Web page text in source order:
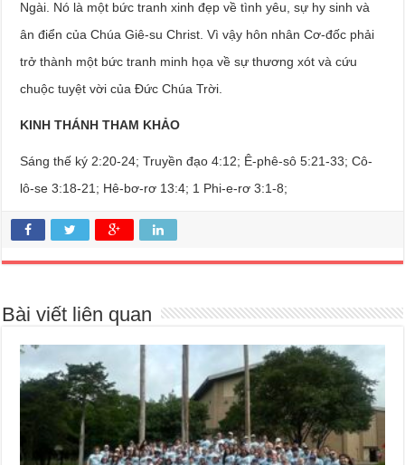
Ngài. Nó là một bức tranh xinh đẹp về tình yêu, sự hy sinh và
ân điển của Chúa Giê-su Christ. Vì vậy hôn nhân Cơ-đốc phải
trở thành một bức tranh minh họa về sự thương xót và cứu
chuộc tuyệt vời của Đức Chúa Trời.
KINH THÁNH THAM KHẢO
Sáng thế ký 2:20-24; Truyền đạo 4:12; Ê-phê-sô 5:21-33; Cô-
lô-se 3:18-21; Hê-bơ-rơ 13:4; 1 Phi-e-rơ 3:1-8;
Bài viết liên quan